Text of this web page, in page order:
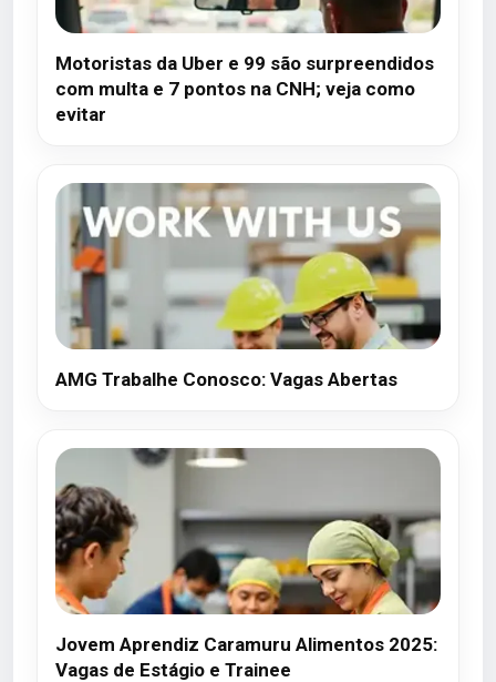
Motoristas da Uber e 99 são surpreendidos
com multa e 7 pontos na CNH; veja como
evitar
AMG Trabalhe Conosco: Vagas Abertas
Jovem Aprendiz Caramuru Alimentos 2025:
Vagas de Estágio e Trainee